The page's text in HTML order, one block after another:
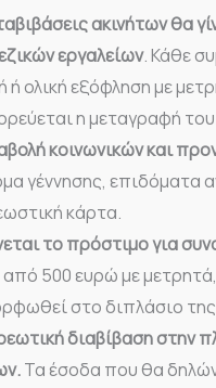
ακινήτων θα
εργαλείων. Κάθε
ή ολική εξόφληση με
η μεταγραφή
κοινωνικών και
γέννησης, επιδόματα
κάρτα.
το πρόστιμο για
500 ευρώ με
στο διπλάσιο
διαβίβαση στην
Τα έσοδα που θα